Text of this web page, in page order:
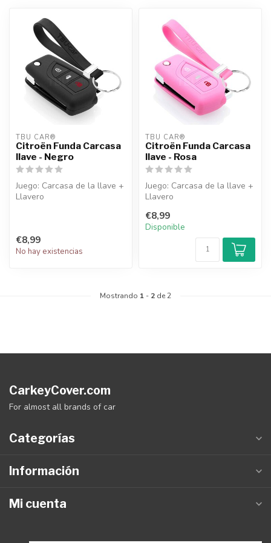
TBU CAR®
Citroën Funda Carcasa
llave - Negro
Juego: Carcasa de la llave +
Llavero
€8,99
No hay existencias
TBU CAR®
Citroën Funda Carcasa
llave - Rosa
Juego: Carcasa de la llave +
Llavero
€8,99
Disponible
Mostrando 1 - 2 de 2
CarkeyCover.com
For almost all brands of car
Categorías
Información
Mi cuenta